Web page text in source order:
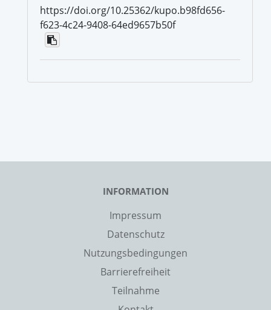
https://doi.org/10.25362/kupo.b98fd656-
f623-4c24-9408-64ed9657b50f
INFORMATION
Impressum
Datenschutz
Nutzungsbedingungen
Barrierefreiheit
Teilnahme